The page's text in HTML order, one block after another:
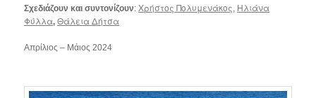
Σχεδιάζουν και συντονίζουν:Χρήστος Πολυμενάκος Ηλιάνα
Φύλλα, Θάλεια Δήτσα
Απρίλιος – Μάιος 2024